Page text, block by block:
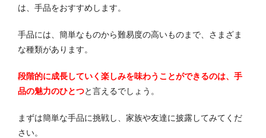
は、手品をおすすめします。
手品には、簡単なものから難易度の高いものまで、さまざま
な種類があります。
段階的に成長していく楽しみを味わうことができるのは、手
品の魅力のひとつと言えるでしょう。
まずは簡単な手品に挑戦し、家族や友達に披露してみてくだ
さい。